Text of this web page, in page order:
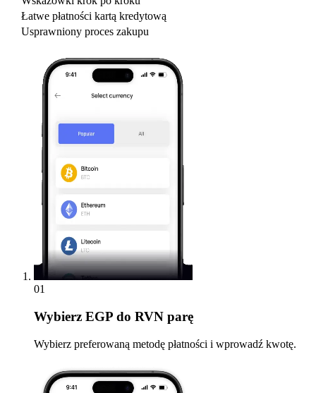
Łatwe płatności kartą kredytową
Usprawniony proces zakupu
01
Wybierz EGP do RVN parę
Wybierz preferowaną metodę płatności i wprowadź kwotę.